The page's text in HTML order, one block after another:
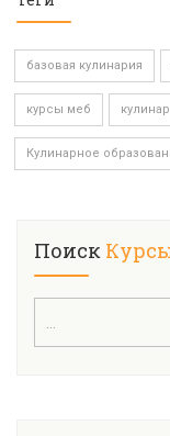
базовая кулинария
курсы меб
Кулинарное
Поиск